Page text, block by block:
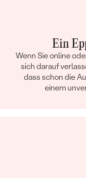
HERKUNFT:
Ein
Wenn Sie online
sich darauf
dass schon die
einem